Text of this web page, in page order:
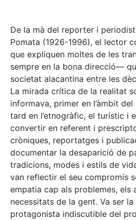
De la mà del reporter i
Pomata (1926-1996), el lector
que expliquen moltes de les
sempre en la bona direcció—
societat alacantina entre les
La mirada crítica de la realitat
informava, primer en l’àmbit
tard en l’etnogràfic, el turístic i
convertir en referent i
cròniques, reportatges i
documentar la desaparició de
tradicions, modes i estils de
van reflectir el seu compromís
empatia cap als problemes, els
necessitats de la gent. Va ser
protagonista indiscutible del